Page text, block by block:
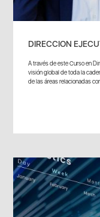
DIRECCION
A través de este Curso en
visión global de toda la
de las áreas relacionadas con